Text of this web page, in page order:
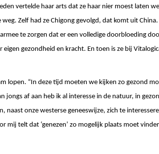
vertelde haar arts dat ze haar nier moest laten
Zelf had ze Chigong gevolgd, dat komt uit
te zorgen dat er een volledige doorbloeding
gezondheid en kracht. En toen is ze bij
lopen. “In deze tijd moeten we kijken zo gezond
jongs af aan heb ik al interesse in de natuur, in
naast onze westerse geneeswijze, zich te
mij telt dat ‘genezen’ zo mogelijk plaats moet